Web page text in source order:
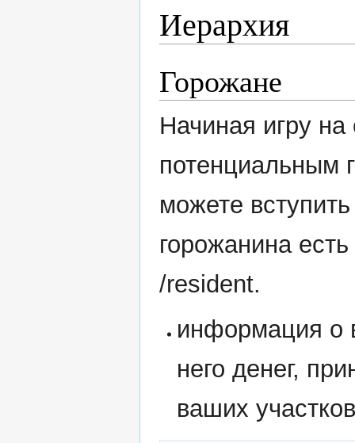
Иерархия
Горожане
Начиная игру
потенциальным
можете
горожанина
/resident.
информация о
него денег,
ваших